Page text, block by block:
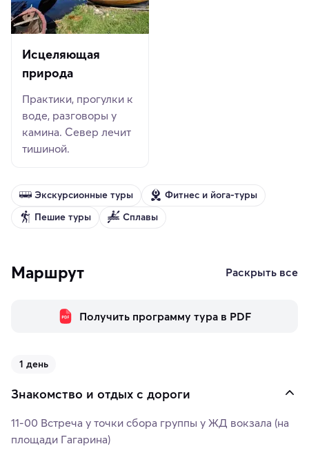
Исцеляющая
природа
Практики, прогулки к
воде, разговоры у
камина. Север лечит
тишиной.
Экскурсионные туры
Фитнес и йога-туры
Пешие туры
Сплавы
Маршрут Раскрыть все
Получить программу тура в PDF
1 день
Знакомство и отдых с дороги
11-00 Встреча у точки сбора группы у ЖД вокзала (на
площади Гагарина)